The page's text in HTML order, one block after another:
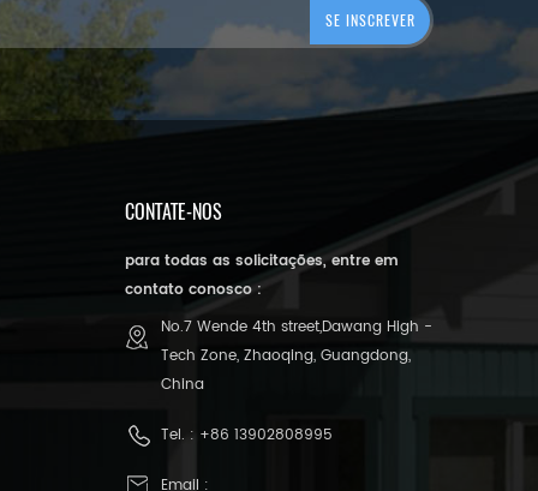
CONTATE-NOS
para todas as solicitações, entre em
contato conosco :
No.7 Wende 4th street,Dawang High -
Tech Zone, Zhaoqing, Guangdong,
China
Tel. : +86 13902808995
Email :